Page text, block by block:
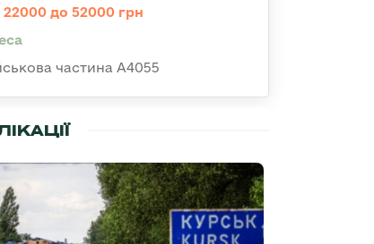
22000 до 52000 грн
частина А4055